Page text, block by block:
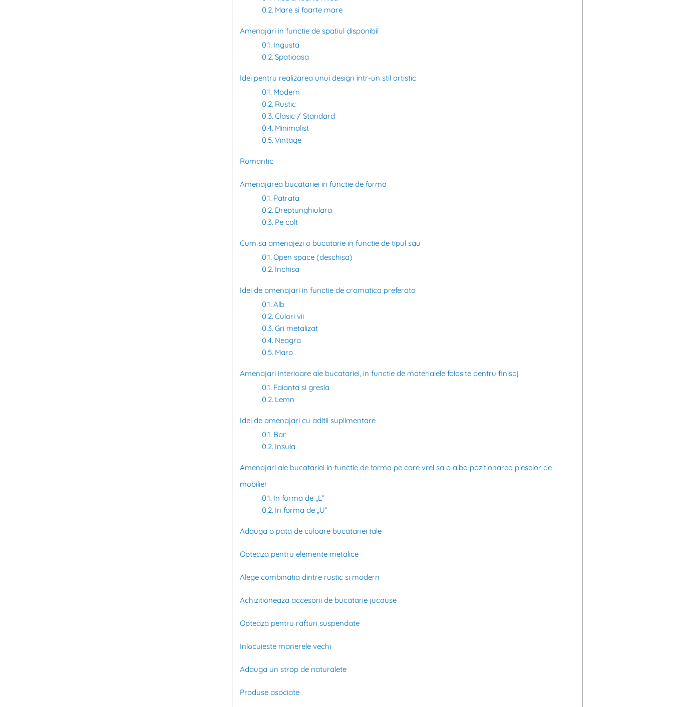
Mare si foarte mare
Amenajari in functie de spatiul disponibil
Ingusta
Spatioasa
Idei pentru realizarea unui design intr-un stil artistic
Modern
Rustic
Clasic / Standard
Minimalist
Vintage
Romantic
Amenajarea bucatariei in functie de forma
Patrata
Dreptunghiulara
Pe colt
Cum sa amenajezi o bucatarie in functie de tipul sau
Open space (deschisa)
Inchisa
Idei de amenajari in functie de cromatica preferata
Alb
Culori vii
Gri metalizat
Neagra
Maro
Amenajari interioare ale bucatariei, in functie de materialele folosite pentru finisaj
Faianta si gresia
Lemn
Idei de amenajari cu aditii suplimentare
Bar
Insula
Amenajari ale bucatariei in functie de forma pe care vrei sa o aiba pozitionarea pieselor de
mobilier
In forma de „L”
In forma de „U”
Adauga o pata de culoare bucatariei tale
Opteaza pentru elemente metalice
Alege combinatia dintre rustic si modern
Achizitioneaza accesorii de bucatarie jucause
Opteaza pentru rafturi suspendate
Inlocuieste manerele vechi
Adauga un strop de naturalete
Produse asociate